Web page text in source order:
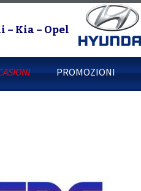
Kia – Opel
PROMOZIONI